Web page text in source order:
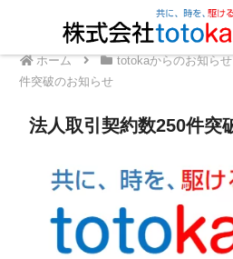
ホーム totokaからのお知らせ
件突破のお知らせ
法人取引契約数250件突